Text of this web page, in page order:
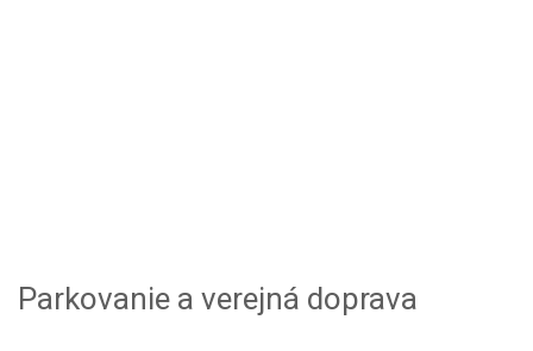
Parkovanie a verejná doprava